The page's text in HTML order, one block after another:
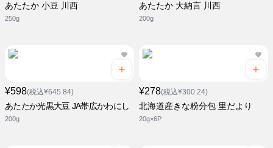
あたたか 小豆 川西
250g
あたたか 大納言 川西
200g
¥598(税込¥645.84)
あたたか光黒大豆 JA帯広かわにし
200g
¥278(税込¥300.24)
北海道産きな粉分包 里だより
20g×6P